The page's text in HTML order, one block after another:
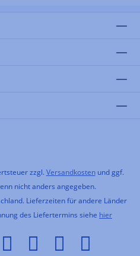
zzgl. Versandkostenund ggf.
nicht anders angegeben.
Lieferzeiten für andere Länder
des Liefertermins siehe hier